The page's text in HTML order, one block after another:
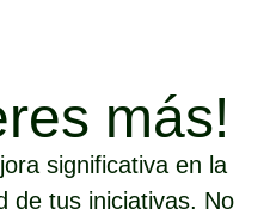
más!
significativa en la
de tus iniciativas. No